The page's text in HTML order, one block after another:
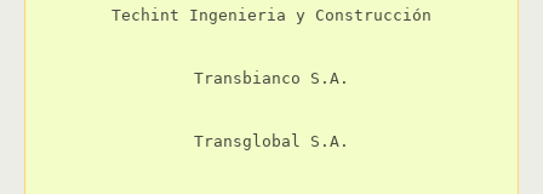
Techint Ingenieria y Construcción
Transbianco S.A.
Transglobal S.A.